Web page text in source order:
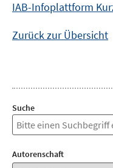
IAB-Infoplattform
Zurück zur Übersicht
Suche
Autorenschaft